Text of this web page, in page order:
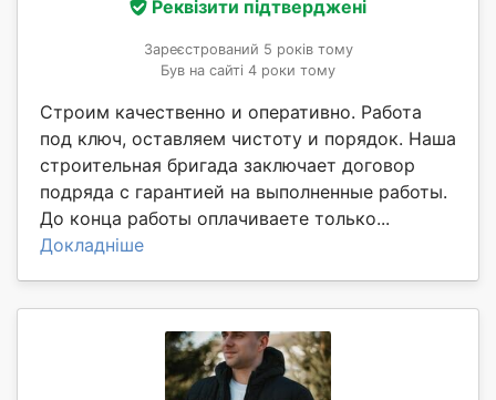
Реквізити підтверджені
Зареєстрований 5 років тому
Був на сайті 4 роки тому
Строим качественно и оперативно. Работа
под ключ, оставляем чистоту и порядок. Наша
строительная бригада заключает договор
подряда с гарантией на выполненные работы.
До конца работы оплачиваете только...
Докладніше